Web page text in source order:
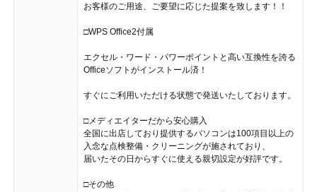
お客様のご用途、ご要望に応じた提案を致します！！
□WPS Office2付属
エクセル・ワード・パワーポイントと高い互換性を誇る
Officeソフトがインストール済！
すぐにご利用いただける状態で発送いたしております。
□メディエイターだから安心購入
全国に出店しており提供するパソコンは100項目以上の
入念な点検整備・クリーニングが施されており、
届いたその日からすぐに使える親切設定が好評です。
□その他